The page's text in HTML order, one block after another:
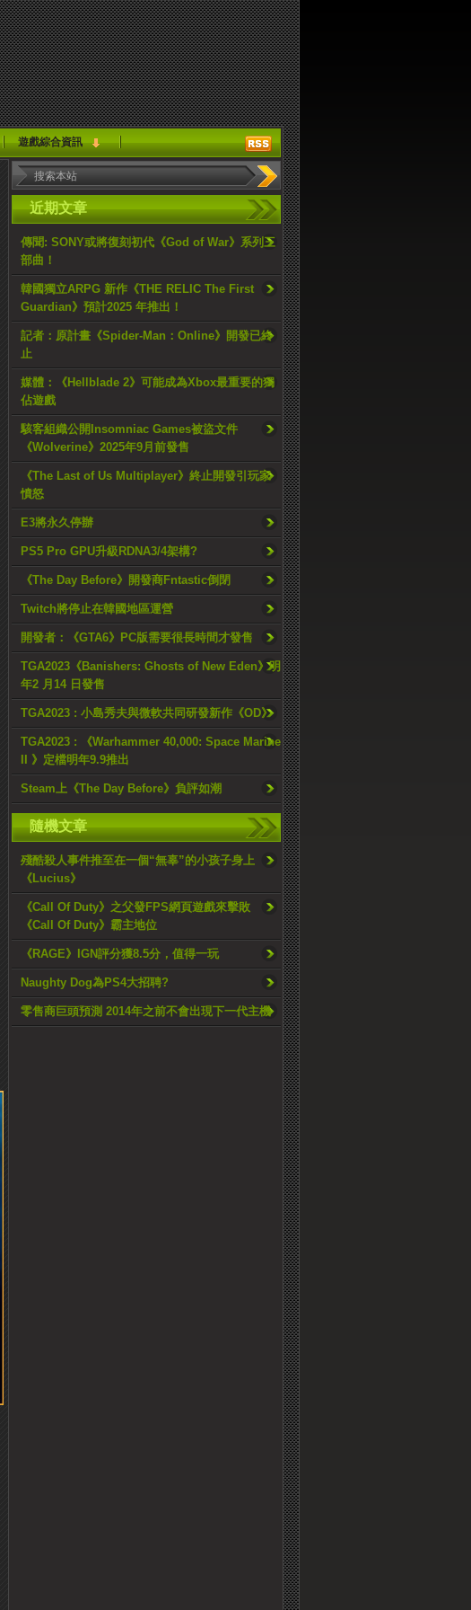
遊戲綜合資訊
近期文章
傳聞: SONY或將復刻初代《God of War》系列三
部曲！
韓國獨立ARPG 新作《THE RELIC The First
Guardian》預計2025 年推出！
記者：原計畫《Spider-Man：Online》開發已終
止
媒體：《Hellblade 2》可能成為Xbox最重要的獨
佔遊戲
駭客組織公開Insomniac Games被盜文件
《Wolverine》2025年9月前發售
《The Last of Us Multiplayer》終止開發引玩家
憤怒
E3將永久停辦
PS5 Pro GPU升級RDNA3/4架構?
《The Day Before》開發商Fntastic倒閉
Twitch將停止在韓國地區運營
開發者：《GTA6》PC版需要很長時間才發售
TGA2023《Banishers: Ghosts of New Eden》明
年2 月14 日發售
TGA2023 : 小島秀夫與微軟共同研發新作《OD》
TGA2023 : 《Warhammer 40,000: Space Marine
II 》定檔明年9.9推出
Steam上《The Day Before》負評如潮
隨機文章
殘酷殺人事件推至在一個“無辜”的小孩子身上
《Lucius》
《Call Of Duty》之父發FPS網頁遊戲來擊敗
《Call Of Duty》霸主地位
《RAGE》IGN評分獲8.5分，值得一玩
Naughty Dog為PS4大招聘?
零售商巨頭預測 2014年之前不會出現下一代主機